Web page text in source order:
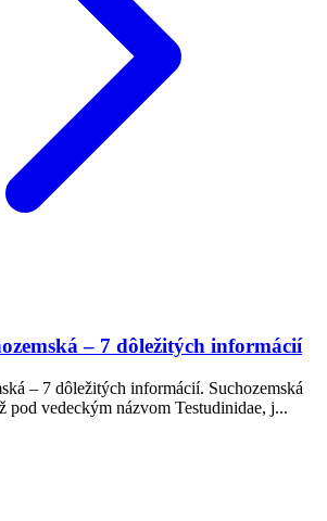
– 7 dôležitých informácií
– 7 dôležitých informácií. Suchozemská
pod vedeckým názvom Testudinidae, j...